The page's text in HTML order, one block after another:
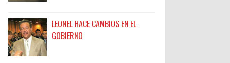
LEONEL HACE CAMBIOS EN EL
GOBIERNO